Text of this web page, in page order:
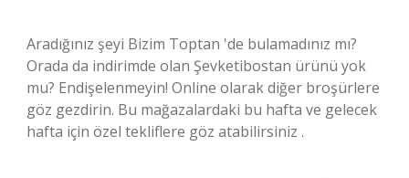
Aradığınız şeyi Bizim Toptan 'de bulamadınız mı?
Orada da indirimde olan Şevketibostan ürünü yok
mu? Endişelenmeyin! Online olarak diğer broşürlere
göz gezdirin. Bu mağazalardaki bu hafta ve gelecek
hafta için özel tekliflere göz atabilirsiniz .